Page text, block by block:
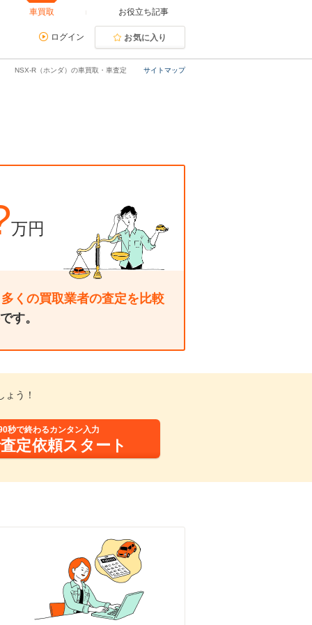
車買取 お役立ち記事
ログイン お気に入り
サイトマップ
NSX-R（ホンダ）の車買取・車査定
万円
くの買取業者の査定を比較
です。
う！
秒で終わるカンタン入力
定依頼スタート